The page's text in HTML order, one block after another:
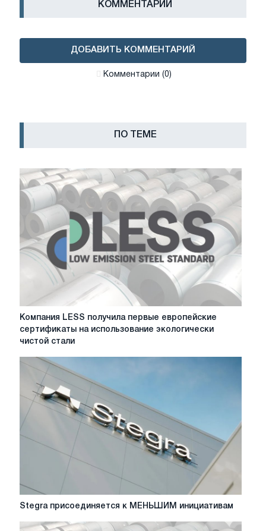
КОММЕНТАРИИ
ДОБАВИТЬ КОММЕНТАРИЙ
Комментарии (0)
ПО ТЕМЕ
Компания
получила
европейские
сертификаты
использование
экологически
стали
Компания LESS получила первые европейские
сертификаты на использование экологически
чистой стали
Stegra
к
Stegra присоединяется к МЕНЬШИМ инициативам